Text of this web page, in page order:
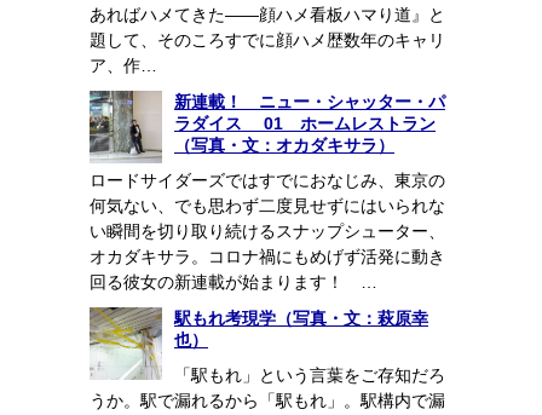
あればハメてきた――顔ハメ看板ハマり道』と
題して、そのころすでに顔ハメ歴数年のキャリ
ア、作…
新連載！ ニュー・シャッター・パ
ラダイス 01 ホームレストラン
（写真・文：オカダキサラ）
ロードサイダーズではすでにおなじみ、東京の
何気ない、でも思わず二度見せずにはいられな
い瞬間を切り取り続けるスナップシューター、
オカダキサラ。コロナ禍にもめげず活発に動き
回る彼女の新連載が始まります！ …
駅もれ考現学（写真・文：萩原幸
也）
「駅もれ」という言葉をご存知だろ
うか。駅で漏れるから「駅もれ」。駅構内で漏